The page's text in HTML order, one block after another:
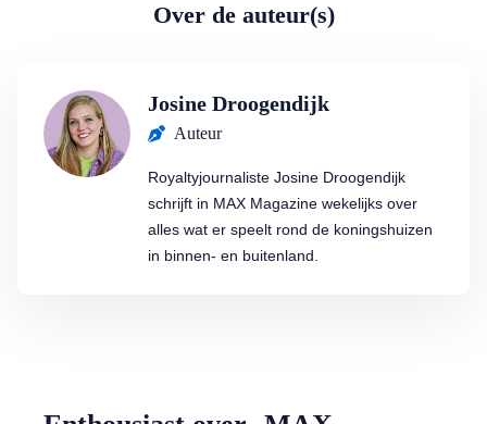
Over de auteur(s)
Josine Droogendijk
Auteur
Royaltyjournaliste Josine Droogendijk
schrijft in MAX Magazine wekelijks over
alles wat er speelt rond de koningshuizen
in binnen- en buitenland.